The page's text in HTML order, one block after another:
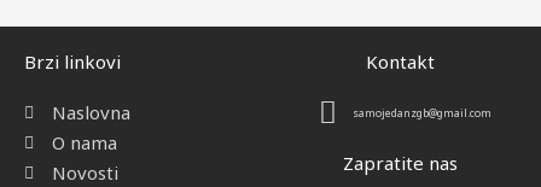
Brzi linkovi
Naslovna
O nama
Novosti
Kontakt
samojedanzgb@gmail.com
Zapratite nas